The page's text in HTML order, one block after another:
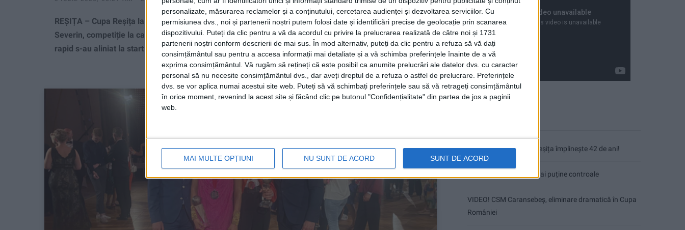
personalizate, măsurarea reclamelor și a conținutului, cercetarea audienței și dezvoltarea serviciilor. Cu
permisiunea dvs., noi și partenerii noștri putem folosi date și identificări precise de geolocație prin scanarea
dispozitivului. Puteți da clic pentru a vă da acordul cu privire la prelucrarea realizată de către noi și 1731
partenerii noștri conform descrierii de mai sus. În mod alternativ, puteți da clic pentru a refuza să vă dați
consimțământul sau pentru a accesa informații mai detaliate și a vă schimba preferințele înainte de a vă
exprima consimțământul. Vă rugăm să rețineți că este posibil ca anumite prelucrări ale datelor dvs. cu caracter
personal să nu necesite consimțământul dvs., dar aveți dreptul de a refuza o astfel de prelucrare. Preferințele
dvs. se vor aplica numai acestui site web. Puteți să vă schimbați preferințele sau să vă retrageți consimțământul
în orice moment, revenind la acest site și făcând clic pe butonul "Confidențialitate" din partea de jos a paginii
web.
MAI MULTE OPȚIUNI NU SUNT DE ACORD SUNT DE ACORD
REȘIȚA – Cupa Reșița la șah rapid și blitz a fost organizată de Asociația Județeană de Șah Caraș-
Severin, competiție la care au concurat jucători din Reșița, Caransebeș, Bocșa și Timișoara! La șah
rapid s-au aliniat la start 25 de jucători, iar la blitz (șah fulger) s-au întrecut 19 jucători!
Fântâna Cinetică din Reșița împlinește 42 de ani!
Mai puțini inspectori, mai puține controale
VIDEO! CSM Caransebeș, eliminare dramatică în Cupa
României